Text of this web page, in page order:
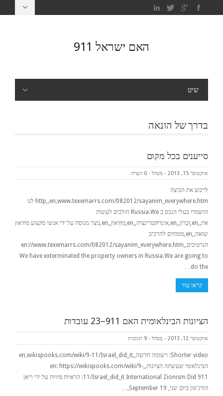
האם ישראל 911
שיט
בדרך של הונאה
סייענים בכל מקום
אוקטובר 15, 2013 - מנהל - 0 הערה
לייבש את הביצה
http,,en,www.texemarrs.com/082012/sayanim_everywhere.htm לנו
הושמדו בעלי הנכס ב Russia.We הולכים לעשות
את,,en,זִכָּרוֹן,,en,אינדוקטרינציה,,en,מוּזֵיאוֹן,,en,נוצר מנוסח על ידי אנשי מקצוע מוזיאון
שואה,,en,מומחים להרכיב
הנרטיבים,,en://www.texemarrs.com/082012/sayanim_everywhere.htm
We have exterminated the property owners in Russia.We are going to
do the…
קראו עוד
הציונות הבינלאומית האם 911–23 עובדות
אוקטובר 12, 2013 - מנהל - 9 תגובות
Shorter video: רשומה חדשה,,en,wikispooks.com/wiki/9-11/Israel_did_it
הבינלאומי שעשתה הציונות,,en: https://wikispooks.com/wiki/9-
11/Israel_did_it International Zionism Did 911: הראיות פיזיות על ידי ריאן
הודג'סון ביום שני, September 19,…